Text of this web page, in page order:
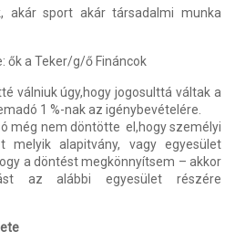
akár sport akár társadalmi munka
ők a Teker/g/ő Fináncok
válniuk úgy,hogy jogosulttá váltak a
1 %-nak az igénybevételére.
még nem döntötte el,hogy személyi
melyik alapitvány, vagy egyesület
a döntést megkönnyítsem – akkor
az alábbi egyesület részére